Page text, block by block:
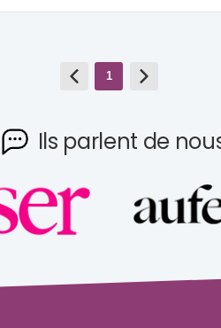
1
Ils parlent de